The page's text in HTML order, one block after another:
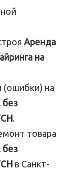
Аренда
на
(ошибки) на
без
.
товара
без
в Санкт-